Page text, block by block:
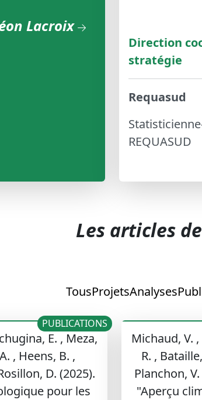
Lacroix
Direction
stratégie
Requasud
REQUASUD
Les articles de
TousProjetsAnalyses
E. , Meza,
, Heens, B. ,
D. (2025).
pour les
PUBLICATIONS
Michaud, V.
R. ,
Planchon,
"Aperçu